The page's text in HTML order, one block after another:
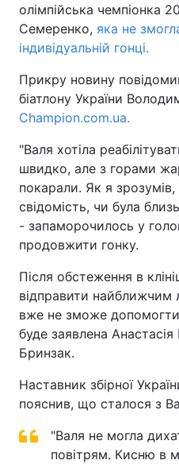
олімпійська чемпіонка
Семеренко, яка не
індивідуальній гонці.
Прикру новину
біатлону України
Сhampion.com.ua.
"Валя хотіла
швидко, але з горами
покарали. Як я
свідомість, чи була
- запаморочилось у
продовжити гонку.
Після обстеження в
відправити найближчим
вже не зможе допомогти
буде заявлена
Бринзак.
Наставник збірної
пояснив, що сталося з
"Валя не могла
повітрям. Кисню в